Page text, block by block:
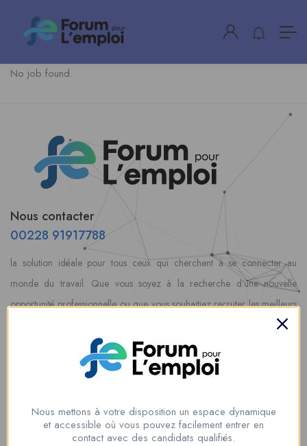
No job found.
Nous contacter
00228 91917788
la solution idéale pour tous ceux qui cherchent à se connecter au
monde du travail. Que vous soyez à la recherche d’une nouvelle
opportunité professionnelle ou que vous souhaitiez recruter les meilleurs
fpe@forumpouremploi.com / 0022891917788
Espaces Candidats
Nous mettons à votre disposition un espace dynamique
et accessible où vous pouvez facilement entrer en
contact avec des candidats qualifiés.